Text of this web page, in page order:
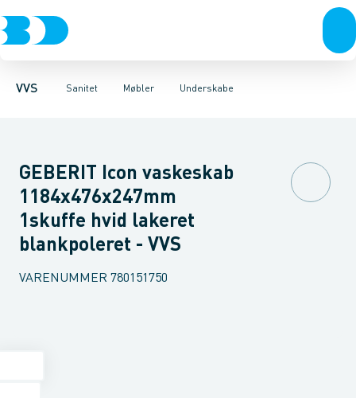
VVS Sanitet
Rør & fittingsPressfittings & rørKuglehaner & ventiler
Møbler
Toiletter, sæder og cisterner VaskeArmaturer
Underskabe
Møbelsæt & pakkerUnderskabeHøjskabe
GEBERIT Icon vaskeskab
1184x476x247mm
1skuffe hvid lakeret
blankpoleret - VVS
VARENUMMER 780151750